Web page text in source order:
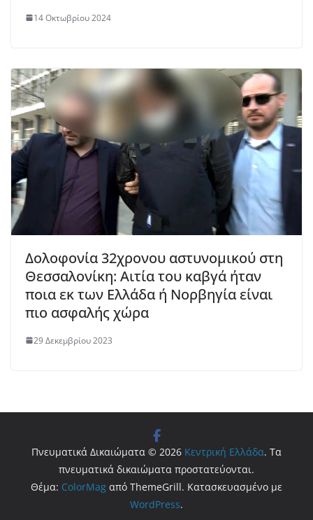
14 Οκτωβρίου 2024
Δολοφονία 32χρονου αστυνομικού στη
Θεσσαλονίκη: Αιτία του καβγά ήταν
ποια εκ των Ελλάδα ή Νορβηγία είναι
πιο ασφαλής χώρα
29 Δεκεμβρίου 2023
Πνευματικά Δικαιώματα © 2026 Κεντρική Ελλάδα. Τα
πνευματικά δικαιώματα προστατεύονται.
Θέμα: ColorMag από ThemeGrill. Κατασκευασμένο με
WordPress.